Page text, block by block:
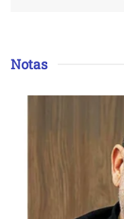
Notas